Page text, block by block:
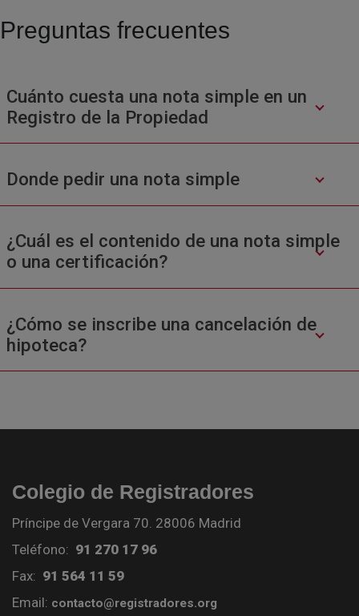
Preguntas frecuentes
Cuánto cuesta una nota simple en un
Registro de la Propiedad
Donde pedir una nota simple
¿Cuál es el contenido de una nota simple
o una certificación?
¿Cómo se inscribe una cancelación de
hipoteca?
Colegio de Registradores
Príncipe de Vergara 70. 28006 Madrid
Teléfono: 91 270 17 96
Fax: 91 564 11 59
Email: contacto@registradores.org